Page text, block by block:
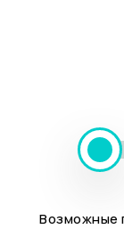
Возможные